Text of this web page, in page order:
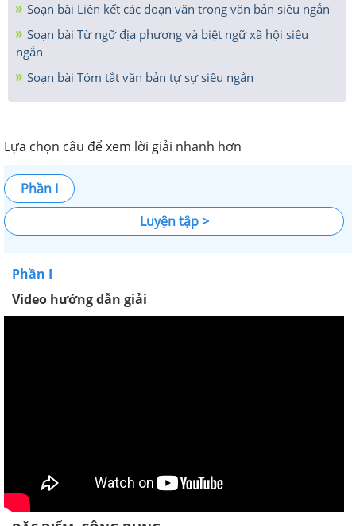
Soạn bài Liên kết các đoạn văn trong văn bản siêu ngắn
Soạn bài Từ ngữ địa phương và biệt ngữ xã hội siêu
ngắn
Soạn bài Tóm tắt văn bản tự sự siêu ngắn
Lựa chọn câu để xem lời giải nhanh hơn
Phần I
Luyện tập >
Phần I
Video hướng dẫn giải